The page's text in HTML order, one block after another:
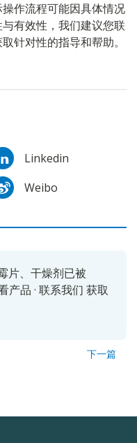
作流程可能因具体情况
有效性，我们建议您联
针对性的指导和帮助。
Linkedin
Weibo
片、干燥剂已被
产品 · 联系我们 获取
下一篇